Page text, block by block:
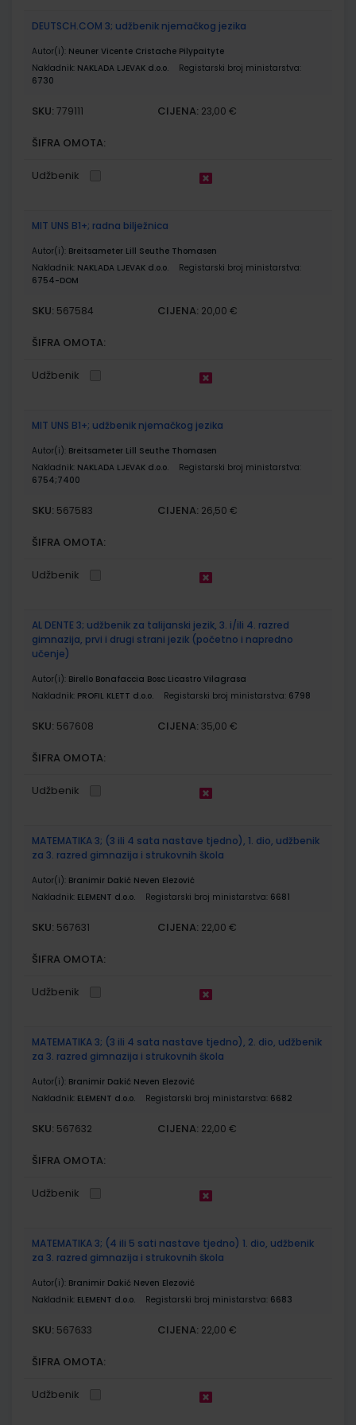
DEUTSCH.COM 3; udžbenik njemačkog jezika
Autor(i): Neuner Vicente Cristache Pilypaityte
Nakladnik: NAKLADA LJEVAK d.o.o.
Registarski broj ministarstva:
6730
SKU: 779111 CIJENA: 23,00 €
ŠIFRA OMOTA:
Udžbenik
MIT UNS B1+; radna bilježnica
Autor(i): Breitsameter Lill Seuthe Thomasen
Nakladnik: NAKLADA LJEVAK d.o.o.
Registarski broj ministarstva:
6754-DOM
SKU: 567584 CIJENA: 20,00 €
ŠIFRA OMOTA:
Udžbenik
MIT UNS B1+; udžbenik njemačkog jezika
Autor(i): Breitsameter Lill Seuthe Thomasen
Nakladnik: NAKLADA LJEVAK d.o.o.
Registarski broj ministarstva:
6754;7400
SKU: 567583 CIJENA: 26,50 €
ŠIFRA OMOTA:
Udžbenik
AL DENTE 3; udžbenik za talijanski jezik, 3. i/ili 4. razred
gimnazija, prvi i drugi strani jezik (početno i napredno
učenje)
Autor(i): Birello Bonafaccia Bosc Licastro Vilagrasa
Nakladnik: PROFIL KLETT d.o.o. Registarski broj ministarstva: 6798
SKU: 567608 CIJENA: 35,00 €
ŠIFRA OMOTA:
Udžbenik
MATEMATIKA 3; (3 ili 4 sata nastave tjedno), 1. dio, udžbenik
za 3. razred gimnazija i strukovnih škola
Autor(i): Branimir Dakić Neven Elezović
Nakladnik: ELEMENT d.o.o. Registarski broj ministarstva: 6681
SKU: 567631 CIJENA: 22,00 €
ŠIFRA OMOTA:
Udžbenik
MATEMATIKA 3; (3 ili 4 sata nastave tjedno), 2. dio, udžbenik
za 3. razred gimnazija i strukovnih škola
Autor(i): Branimir Dakić Neven Elezović
Nakladnik: ELEMENT d.o.o. Registarski broj ministarstva: 6682
SKU: 567632 CIJENA: 22,00 €
ŠIFRA OMOTA:
Udžbenik
MATEMATIKA 3; (4 ili 5 sati nastave tjedno) 1. dio, udžbenik
za 3. razred gimnazija i strukovnih škola
Autor(i): Branimir Dakić Neven Elezović
Nakladnik: ELEMENT d.o.o. Registarski broj ministarstva: 6683
SKU: 567633 CIJENA: 22,00 €
ŠIFRA OMOTA:
Udžbenik